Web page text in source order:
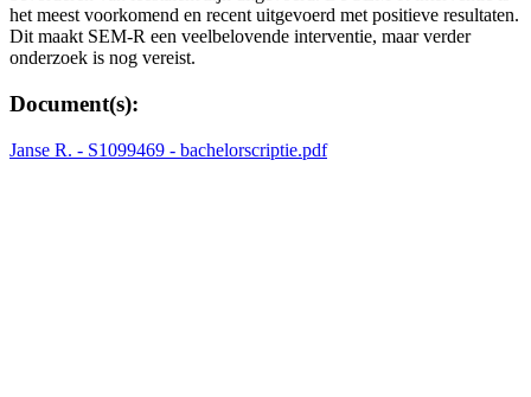
het meest voorkomend en recent uitgevoerd met positieve resultaten.
Dit maakt SEM-R een veelbelovende interventie, maar verder
onderzoek is nog vereist.
Document(s):
Janse R. - S1099469 - bachelorscriptie.pdf